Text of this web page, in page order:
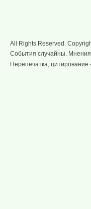
All Rights Reserved.
События случайны.
Перепечатка, цитирование